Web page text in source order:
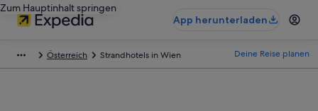
Zum Hauptinhalt springen
App herunterladen
Österreich Strandhotels in Wien Deine Reise planen